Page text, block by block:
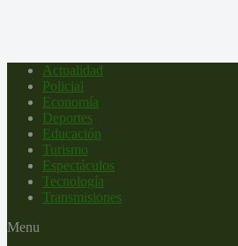
Actualidad
Policial
Economía
Deportes
Educación
Turismo
Espectáculos
Tecnología
Transmisiones
Menu